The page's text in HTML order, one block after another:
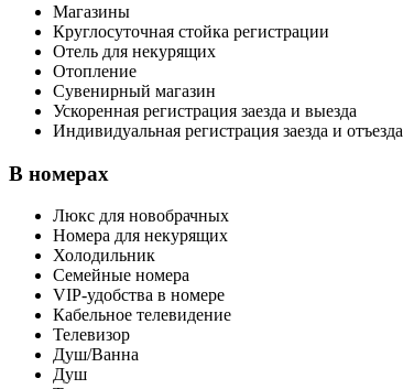
Магазины
Круглосуточная стойка регистрации
Отель для некурящих
Отопление
Сувенирный магазин
Ускоренная регистрация заезда и выезда
Индивидуальная регистрация заезда и отъезда
В номерах
Люкс для новобрачных
Номера для некурящих
Холодильник
Семейные номера
VIP-удобства в номере
Кабельное телевидение
Телевизор
Душ/Ванна
Душ